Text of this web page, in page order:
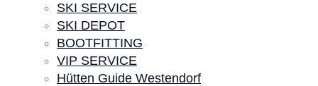
SKI SERVICE
SKI DEPOT
BOOTFITTING
VIP SERVICE
Hütten Guide Westendorf